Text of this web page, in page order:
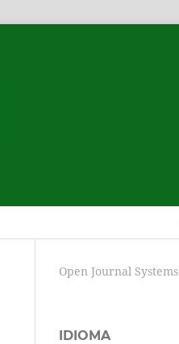
Open Journal Systems
IDIOMA